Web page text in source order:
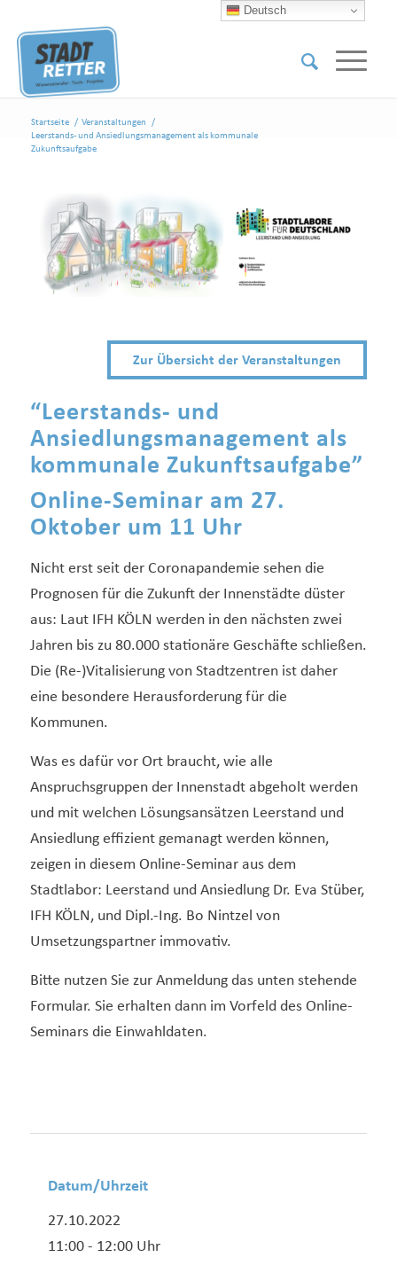
Startseite / Veranstaltungen
/
Leerstands- und Ansiedlungsmanagement als kommunale
Zukunftsaufgabe
Zur Übersicht der Veranstaltungen
“Leerstands- und
Ansiedlungsmanagement als
kommunale Zukunftsaufgabe”
Online-Seminar am 27.
Oktober um 11 Uhr
Nicht erst seit der Coronapandemie sehen die
Prognosen für die Zukunft der Innenstädte düster
aus: Laut IFH KÖLN werden in den nächsten zwei
Jahren bis zu 80.000 stationäre Geschäfte schließen.
Die (Re-)Vitalisierung von Stadtzentren ist daher
eine besondere Herausforderung für die
Kommunen.
Was es dafür vor Ort braucht, wie alle
Anspruchsgruppen der Innenstadt abgeholt werden
und mit welchen Lösungsansätzen Leerstand und
Ansiedlung effizient gemanagt werden können,
zeigen in diesem Online-Seminar aus dem
Stadtlabor: Leerstand und Ansiedlung Dr. Eva Stüber,
IFH KÖLN, und Dipl.-Ing. Bo Nintzel von
Umsetzungspartner immovativ.
Bitte nutzen Sie zur Anmeldung das unten stehende
Formular. Sie erhalten dann im Vorfeld des Online-
Seminars die Einwahldaten.
Datum/Uhrzeit
27.10.2022
11:00 - 12:00 Uhr
Deutsch